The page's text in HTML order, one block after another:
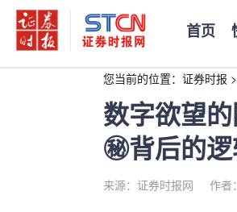
首页
您当前的位置： 证券时报 >
数字欲望
㊙️背后的
来源：证券时报网 作者